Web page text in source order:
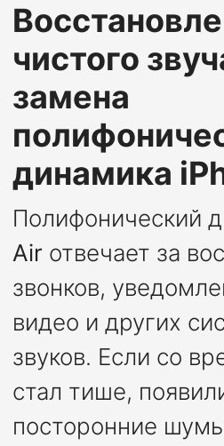
чистого
замена
динамика
Полифонический
Air отвечает за
звонков,
видео и других
звуков. Если со
стал тише,
посторонние